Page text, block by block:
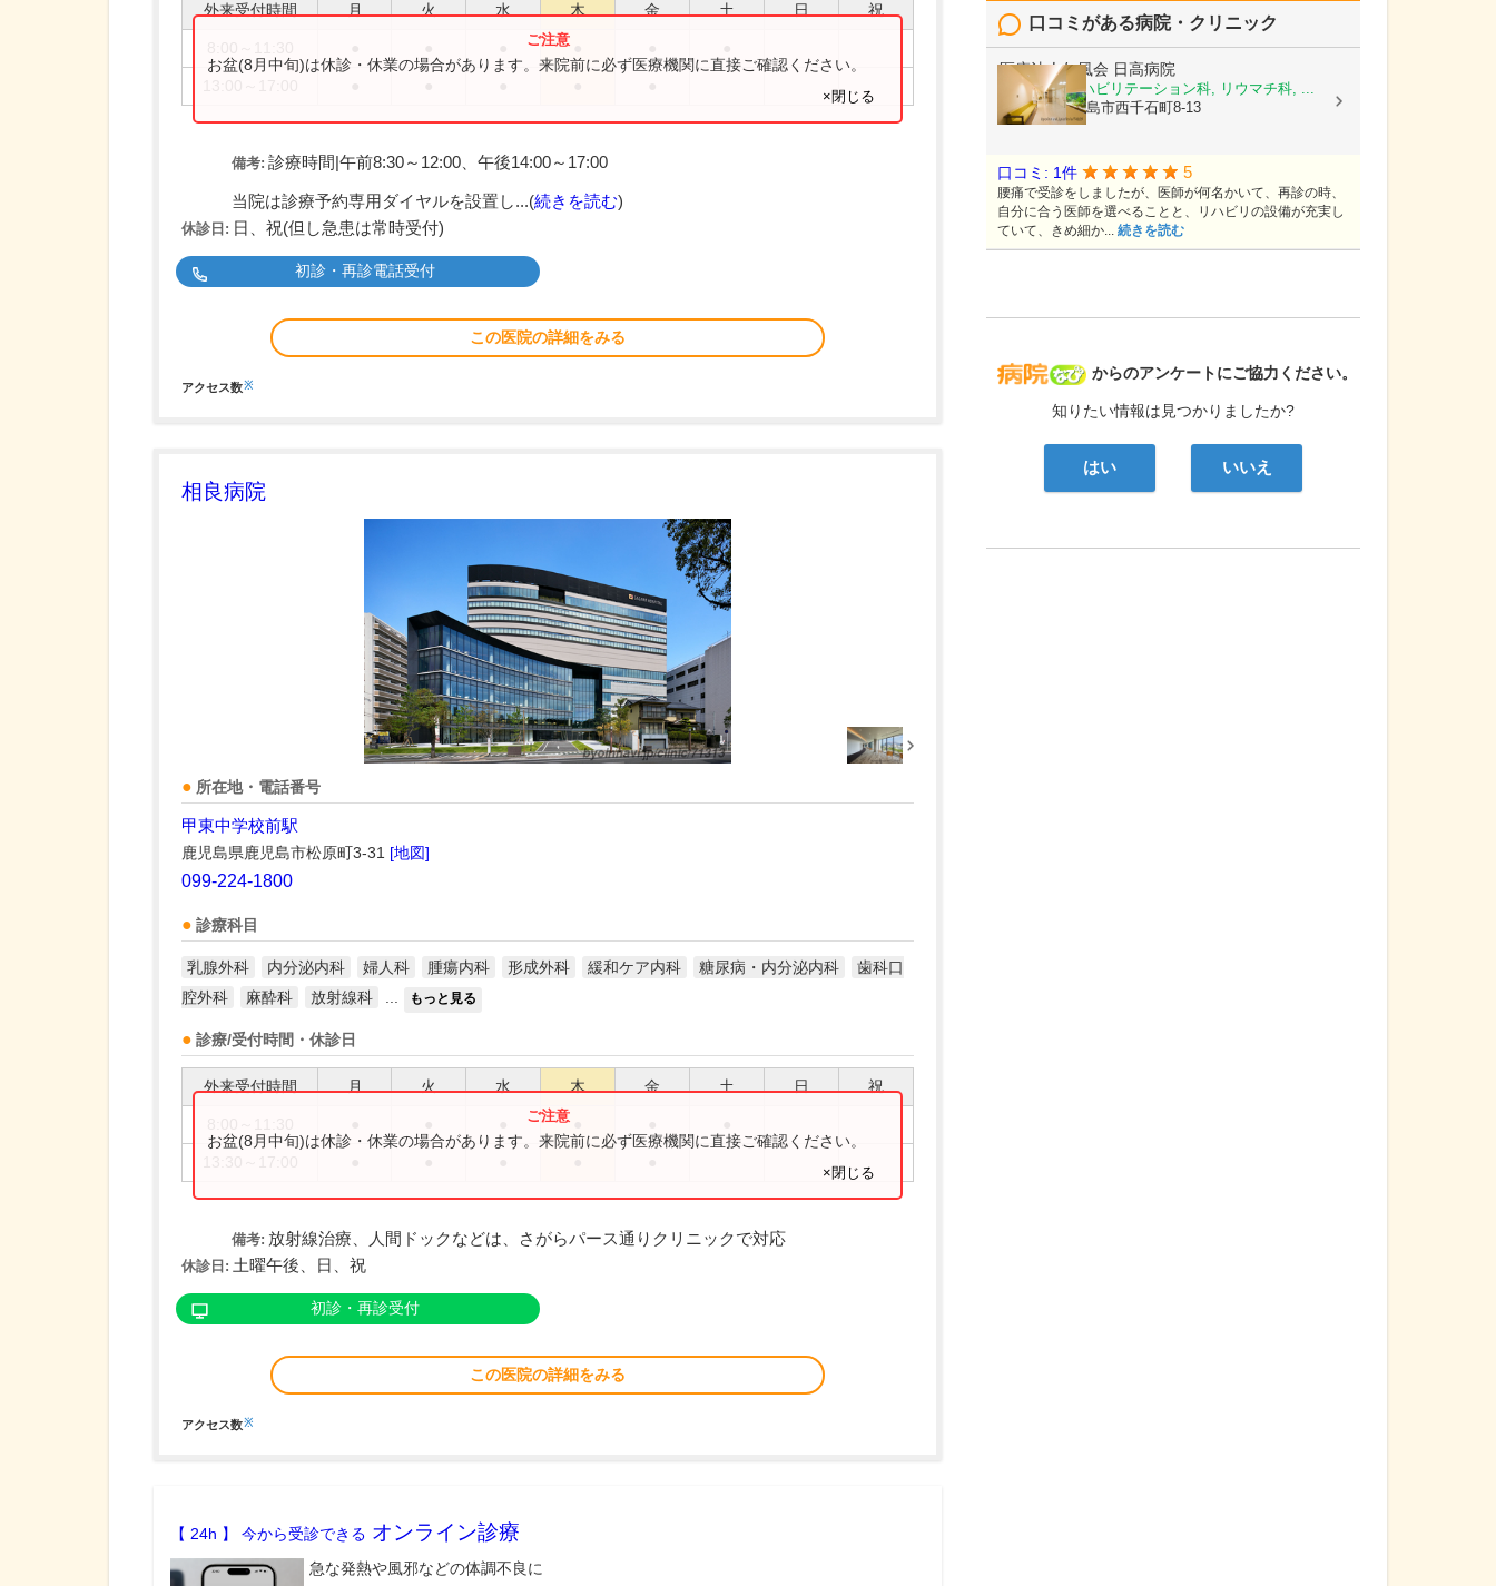
外来受付時間 月 火 水 木 金 土 日 祝
お盆(8月中旬)は休診・休業の場合があります。来院前に必ず医療機関に直接ご確認ください。
×閉じる
備考: 診療時間|午前8:30～12:00、午後14:00～17:00
当院は診療予約専用ダイヤルを設置し...(続きを読む)
休診日: 日、祝(但し急患は常時受付)
初診・再診電話受付
この医院の詳細をみる
アクセス数※
相良病院
所在地・電話番号
甲東中学校前駅
鹿児島県鹿児島市松原町3-31 [地図]
099-224-1800
診療科目
乳腺外科 内分泌内科 婦人科 腫瘍内科 形成外科 緩和ケア内科 糖尿病・内分泌内科
歯科口
腔外科
麻酔科 放射線科 もっと見る
診療/受付時間・休診日
外来受付時間 月 火 水 木 金 土 日 祝
お盆(8月中旬)は休診・休業の場合があります。来院前に必ず医療機関に直接ご確認ください。
×閉じる
備考: 放射線治療、人間ドックなどは、さがらパース通りクリニックで対応
休診日: 土曜午後、日、祝
初診・再診受付
この医院の詳細をみる
アクセス数※
【 24h 】 今から受診できる オンライン診療
急な発熱や風邪などの体調不良に
病院なび
からのアンケートにご協力ください。
知りたい情報は見つかりましたか?
はい いいえ
口コミがある病院・クリニック
医療法人仁風会 日高病院
整形外科, リハビリテーション科, リウマチ科, ...
鹿児島県鹿児島市西千石町8-13
口コミ: 1件 5
腰痛で受診をしましたが、医師が何名かいて、再診の時、
自分に合う医師を選べることと、リハビリの設備が充実し
ていて、きめ細か... 続きを読む